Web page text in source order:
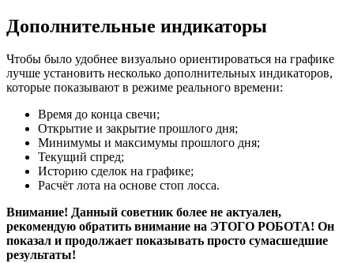
Дополнительные индикаторы
Чтобы было удобнее визуально ориентироваться на графике
лучше установить несколько дополнительных индикаторов,
которые показывают в режиме реального времени:
Время до конца свечи;
Открытие и закрытие прошлого дня;
Минимумы и максимумы прошлого дня;
Текущий спред;
Историю сделок на графике;
Расчёт лота на основе стоп лосса.
Внимание! Данный советник более не актуален,
рекомендую обратить внимание на ЭТОГО РОБОТА! Он
показал и продолжает показывать просто сумасшедшие
результаты!